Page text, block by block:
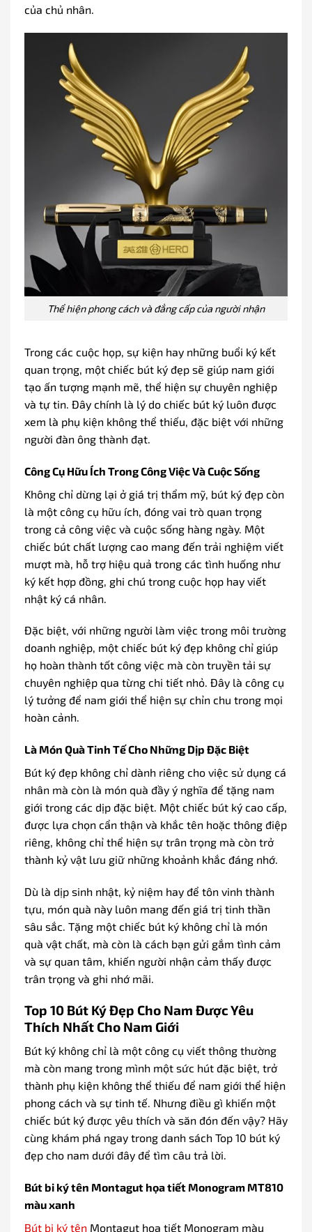
của chủ nhân.
Thể hiện phong cách và đẳng cấp của người nhận
Trong các cuộc họp, sự kiện hay những buổi ký kết
quan trọng, một chiếc bút ký đẹp sẽ giúp nam giới
tạo ấn tượng mạnh mẽ, thể hiện sự chuyên nghiệp
và tự tin. Đây chính là lý do chiếc bút ký luôn được
xem là phụ kiện không thể thiếu, đặc biệt với những
người đàn ông thành đạt.
Công Cụ Hữu Ích Trong Công Việc Và Cuộc Sống
Không chỉ dừng lại ở giá trị thẩm mỹ, bút ký đẹp còn
là một công cụ hữu ích, đóng vai trò quan trọng
trong cả công việc và cuộc sống hàng ngày. Một
chiếc bút chất lượng cao mang đến trải nghiệm viết
mượt mà, hỗ trợ hiệu quả trong các tình huống như
ký kết hợp đồng, ghi chú trong cuộc họp hay viết
nhật ký cá nhân.
Đặc biệt, với những người làm việc trong môi trường
doanh nghiệp, một chiếc bút ký đẹp không chỉ giúp
họ hoàn thành tốt công việc mà còn truyền tải sự
chuyên nghiệp qua từng chi tiết nhỏ. Đây là công cụ
lý tưởng để nam giới thể hiện sự chỉn chu trong mọi
hoàn cảnh.
Là Món Quà Tinh Tế Cho Những Dịp Đặc Biệt
Bút ký đẹp không chỉ dành riêng cho việc sử dụng cá
nhân mà còn là món quà đầy ý nghĩa để tặng nam
giới trong các dịp đặc biệt. Một chiếc bút ký cao cấp,
được lựa chọn cẩn thận và khắc tên hoặc thông điệp
riêng, không chỉ thể hiện sự trân trọng mà còn trở
thành kỷ vật lưu giữ những khoảnh khắc đáng nhớ.
Dù là dịp sinh nhật, kỷ niệm hay để tôn vinh thành
tựu, món quà này luôn mang đến giá trị tinh thần
sâu sắc. Tặng một chiếc bút ký không chỉ là món
quà vật chất, mà còn là cách bạn gửi gắm tình cảm
và sự quan tâm, khiến người nhận cảm thấy được
trân trọng và ghi nhớ mãi.
Top 10 Bút Ký Đẹp Cho Nam Được Yêu
Thích Nhất Cho Nam Giới
Bút ký không chỉ là một công cụ viết thông thường
mà còn mang trong mình một sức hút đặc biệt, trở
thành phụ kiện không thể thiếu để nam giới thể hiện
phong cách và sự tinh tế. Nhưng điều gì khiến một
chiếc bút ký được yêu thích và săn đón đến vậy? Hãy
cùng khám phá ngay trong danh sách Top 10 bút ký
đẹp cho nam dưới đây để tìm câu trả lời.
Bút bi ký tên Montagut họa tiết Monogram MT810
màu xanh
Bút bi ký tên Montagut họa tiết Monogram màu